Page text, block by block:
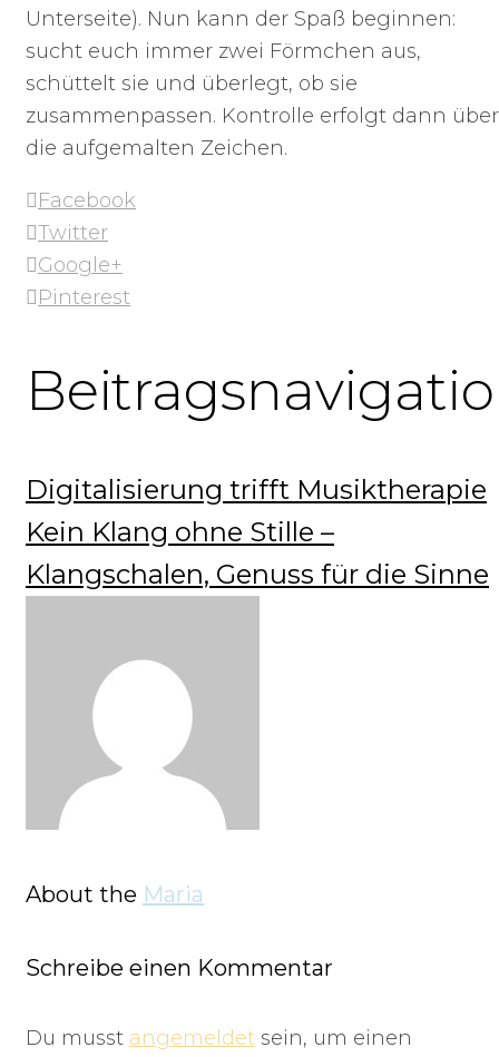
Unterseite). Nun kann der Spaß beginnen:
sucht euch immer zwei Förmchen aus,
schüttelt sie und überlegt, ob sie
zusammenpassen. Kontrolle erfolgt dann über
die aufgemalten Zeichen.
Facebook
Twitter
Google+
Pinterest
Digitalisierung trifft Musiktherapie
Kein Klang ohne Stille –
Klangschalen, Genuss für die Sinne
About the Maria
Schreibe einen Kommentar
Du musst angemeldet sein, um einen